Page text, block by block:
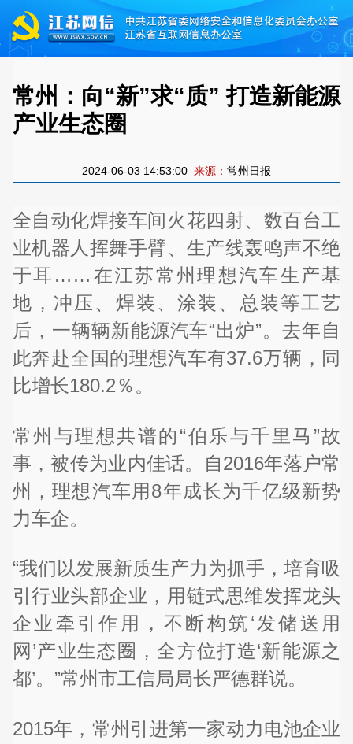
常州：向“新”求“质” 打造新能源
产业生态圈
2024-06-03 14:53:00 来源： 常州日报
全自动化焊接车间火花四射、数百台工
业机器人挥舞手臂、生产线轰鸣声不绝
于耳……在江苏常州理想汽车生产基
地，冲压、焊装、涂装、总装等工艺
后，一辆辆新能源汽车“出炉”。去年自
此奔赴全国的理想汽车有37.6万辆，同
比增长180.2％。
常州与理想共谱的“伯乐与千里马”故
事，被传为业内佳话。自2016年落户常
州，理想汽车用8年成长为千亿级新势
力车企。
“我们以发展新质生产力为抓手，培育吸
引行业头部企业，用链式思维发挥龙头
企业牵引作用，不断构筑‘发储送用
网’产业生态圈，全方位打造‘新能源之
都’。”常州市工信局局长严德群说。
2015年，常州引进第一家动力电池企业